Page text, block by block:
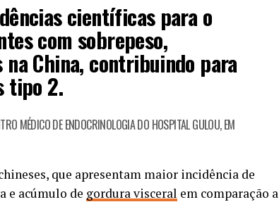
científicas para o
com sobrepeso,
na China, contribuindo para
tipo 2.
MÉDICO DE ENDOCRINOLOGIA DO HOSPITAL GULOU, EM
que apresentam maior incidência de
e acúmulo de gordura visceral em comparação a